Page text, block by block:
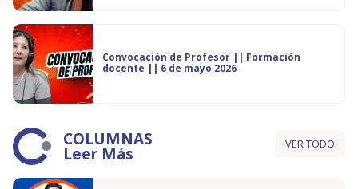
Convocación de Profesor || Formación
docente || 6 de mayo 2026
COLUMNAS
Leer Más VER TODO